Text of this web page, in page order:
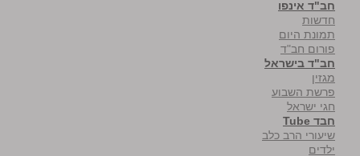
חב"ד אינפו
חדשות
תמונת היום
פורום חב"ד
חב"ד בישראל
מגזין
פרשת השבוע
חגי ישראל
חבד Tube
שיעורי הרב כלב
ילדים